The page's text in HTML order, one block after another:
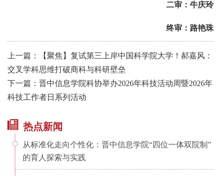
二审：牛庆玲
终审：路艳珠
上一篇：【聚焦】复试第三上岸中国科学院大学！郝嘉风：
交叉学科思维打破商科与科研壁垒
下一篇：晋中信息学院科协举办2026年科技活动周暨2026年
科技工作者日系列活动
热点新闻
从标准化走向个性化：晋中信息学院“四位一体双院制”
的育人探索与实践